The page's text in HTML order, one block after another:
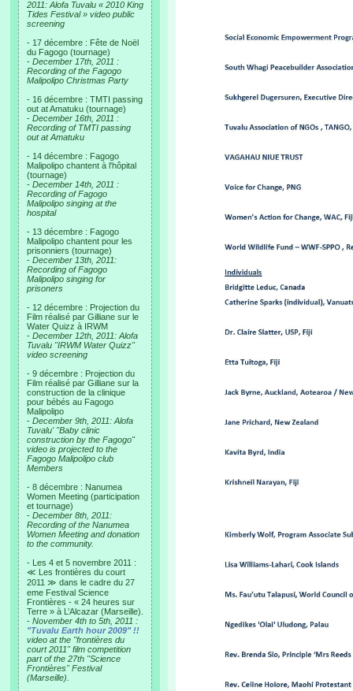
2011: Alofa Tuvalu « 2010 King
Tides Festival » video public
screening
- 17 décembre : Fête de Noël
du Fagogo (tournage)
- December 17th, 2011 :
Recording of the Fagogo
Malipolipo Christmas Party
- 16 décembre : TMTI passing
out at Amatuku (tournage)
- December 16th, 2011 :
Recording of TMTI passing
out at Amatuku
- 14 décembre : Fagogo
Malipolipo chantent à l'hôpital
(tournage)
- December 14th, 2011 :
Recording of Fagogo
Malipolipo singing at the
hospital
- 13 décembre : Fagogo
Malipolipo chantent pour les
prisonniers (tournage)
- December 13th, 2011:
Recording of Fagogo
Malipolipo singing for
prisoners
- 12 décembre : Projection du
Film réalisé par Gilliane sur le
Water Quizz à IRWM
- December 12th, 2011: Alofa
Tuvalu "IRWM Water Quizz"
video screening
- 9 décembre : Projection du
Film réalisé par Gilliane sur la
construction de la clinique
pour bébés au Fagogo
Malipolipo
- December 9th, 2011: Alofa
Tuvalu' "Baby clinic
construction by the Fagogo"
video is projected to the
Fagogo Malipolipo club
Members
- 8 décembre : Nanumea
Women Meeting (participation
et tournage)
- December 8th, 2011:
Recording of the Nanumea
Women Meeting and donation
to the community.
- Les 4 et 5 novembre 2011 :
≪ Les frontières du court
2011 ≫ dans le cadre du 27
eme Festival Science
Frontières - « 24 heures sur
Terre » à L’Alcazar (Marseille).
- November 4th to 5th, 2011 :
"Tuvalu Earth hour 2009" !!
video at the "frontières du
court 2011" film competition
part of the 27th "Science
Frontières" Festival
(Marseille).